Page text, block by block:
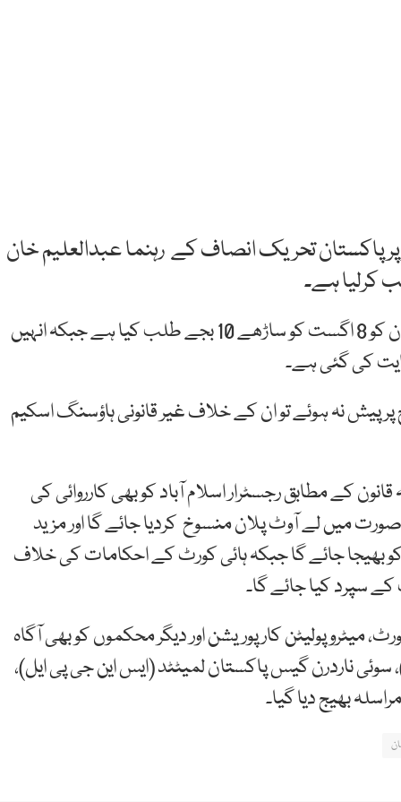
پر پاکستان تحریک انصاف کے رہنما عبدالعلیم خان
کرلیا ہے۔
ذرائع کے مطابق محکمہ بلڈنگز کنٹرول نے عبدالعلیم خان کو 8 اگست کو ساڑھے 10 بجے طلب کیا ہے جبکہ انہیں
کی گئی ہے۔
پیش نہ ہوئے تو ان کے خلاف غیر قانونی ہاؤسنگ اسکیم
کے مطابق رجسٹرار اسلام آباد کو بھی کارروائی کی
میں لے آوٹ پلان منسوخ کردیا جائے گا اور مزید
کو بھیجا جائے گا جبکہ ہائی کورٹ کے احکامات کی خلاف
کے سپرد کیا جائے گا۔
میٹروپولیٹن کارپوریشن اور دیگر محکموں کو بھی آگاہ
سوئی ناردرن گیس پاکستان لمیٹٹد (ایس این جی پی ایل)،
بھیج دیا گیا۔